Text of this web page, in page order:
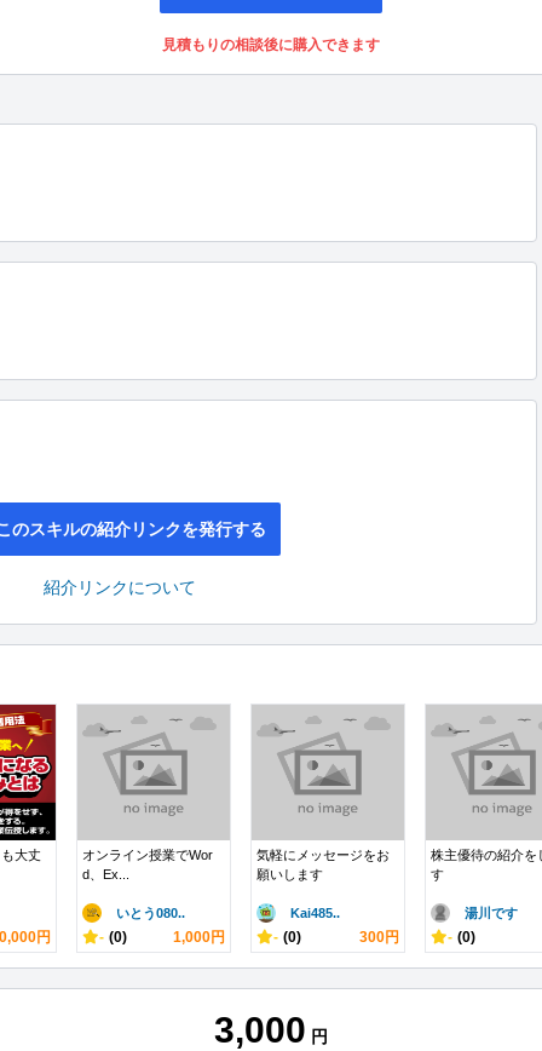
見積もりの相談後に購入できます
のスキルの紹介リンクを発行する
紹介リンクについて
大丈
円
オンライン授業でWor
d、Ex...
いとう080..
- (0) 1,000円
気軽にメッセージをお
願いします
Kai485..
- (0) 300円
株主優待の紹介を
す
湯川です
- (0)
3,000 円